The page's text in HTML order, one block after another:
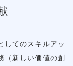
してのスキルアッ
（新しい価値の創